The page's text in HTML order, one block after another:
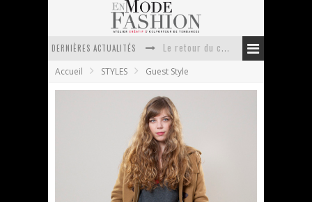
DERNIÈRES ACTUALITÉS
Doudoune pour femme : choisir la pièce idéale entre style, chaleur et durabilité
Accueil STYLES Guest Style